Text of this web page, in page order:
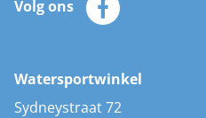
Zonnepanelen
AIS transponders
Stootwillen en fenders
Merken
Volg ons
Watersportwinkel
Sydneystraat 72